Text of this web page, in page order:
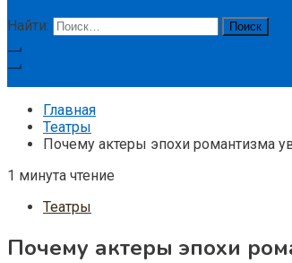
Найти:
Главная
Театры
Почему актеры эпохи романтизма
1 минута чтение
Театры
Почему актеры эпохи